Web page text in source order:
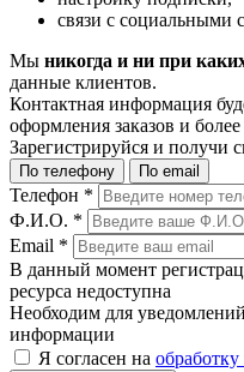
связи с социальными
Мы никогда и ни при
данные клиентов.
Контактная информация
оформления заказов и
Зарегистрируйся и получи
По телефону По email
Телефон *
Ф.И.О. *
Email *
В данный момент
ресурса недоступна
Необходим для
информации
Я согласен на